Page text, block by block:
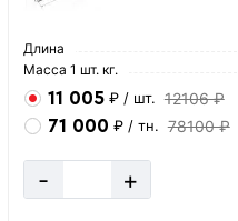
Длина
Масса 1 шт. кг.
11 005 ₽ / шт. 12106 ₽
71 000 ₽ / тн. 78100 ₽
- +